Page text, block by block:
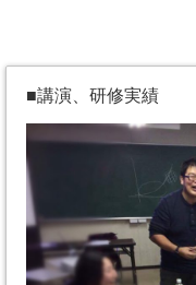
■講演、研修実績